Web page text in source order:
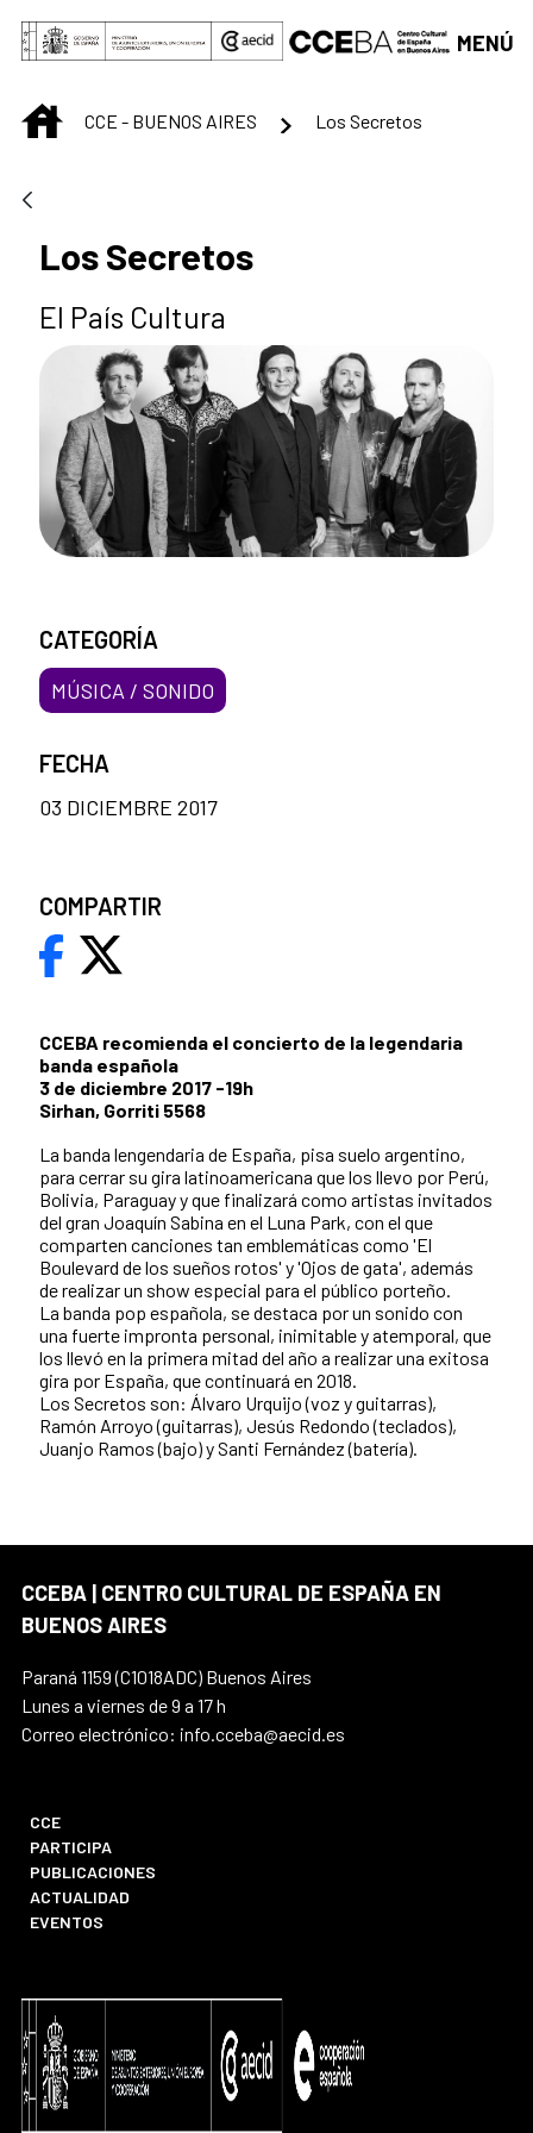
Saltar al contenido principal
MENÚ
INICIOCCE - BUENOS AIRES Los Secretos
Los Secretos
El País Cultura
CCEBA recomienda el concierto de la legendaria
banda española
3 de diciembre 2017 -19h
Sirhan, Gorriti 5568
La banda lengendaria de España, pisa suelo argentino,
para cerrar su gira latinoamericana que los llevo por Perú,
Bolivia, Paraguay y que finalizará como artistas invitados
del gran Joaquín Sabina en el Luna Park, con el que
comparten canciones tan emblemáticas como 'El
Boulevard de los sueños rotos' y 'Ojos de gata', además
de realizar un show especial para el público porteño.
La banda pop española, se destaca por un sonido con
una fuerte impronta personal, inimitable y atemporal, que
los llevó en la primera mitad del año a realizar una exitosa
gira por España, que continuará en 2018.
Los Secretos son: Álvaro Urquijo (voz y guitarras),
Ramón Arroyo (guitarras), Jesús Redondo (teclados),
Juanjo Ramos (bajo) y Santi Fernández (batería).
CATEGORÍA
MÚSICA / SONIDO
FECHA
03 DICIEMBRE 2017
COMPARTIR
CCEBA | CENTRO CULTURAL DE ESPAÑA EN
BUENOS AIRES
Paraná 1159 (C1018ADC) Buenos Aires
Lunes a viernes de 9 a 17 h
Correo electrónico: info.cceba@aecid.es
CCE
PARTICIPA
PUBLICACIONES
ACTUALIDAD
EVENTOS